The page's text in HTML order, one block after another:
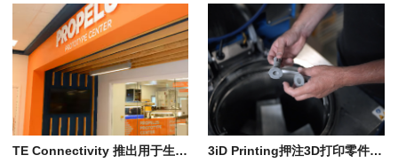
TE Connectivity 推出用于生产导管轴的自动化3D打印工艺 3iD Printing押注3D打印零件自动化后处理工序，以扩大生产规模